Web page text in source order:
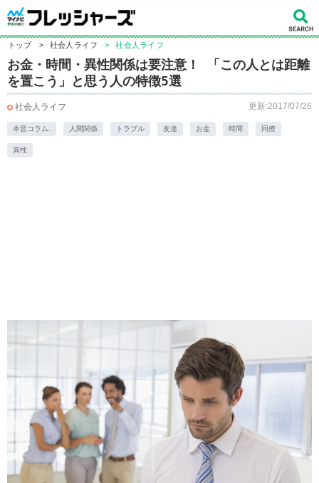
トップ > 社会人ライフ > 社会人ライフ
お金・時間・異性関係は要注意！ 「この人とは距離
を置こう」と思う人の特徴5選
社会人ライフ 更新:2017/07/26
本音コラム. 人間関係 トラブル 友達 お金 時間 同僚
異性